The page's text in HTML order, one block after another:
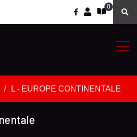
0
L - EUROPE CONTINENTALE